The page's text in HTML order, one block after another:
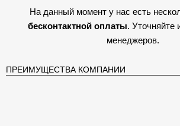
На данный момент у нас есть
бесконтактной оплаты.
менеджеров.
ПРЕИМУЩЕСТВА КОМПАНИИ